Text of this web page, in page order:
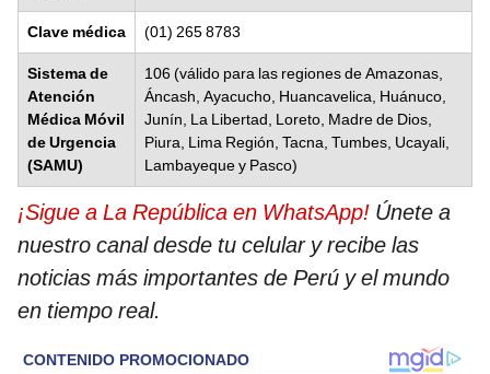
Clave médica (01) 265 8783
Sistema de
Atención
Médica Móvil
de Urgencia
(SAMU)
106 (válido para las regiones de Amazonas,
Áncash, Ayacucho, Huancavelica, Huánuco,
Junín, La Libertad, Loreto, Madre de Dios,
Piura, Lima Región, Tacna, Tumbes, Ucayali,
Lambayeque y Pasco)
¡Sigue a La República en WhatsApp! Únete a
nuestro canal desde tu celular y recibe las
noticias más importantes de Perú y el mundo
en tiempo real.